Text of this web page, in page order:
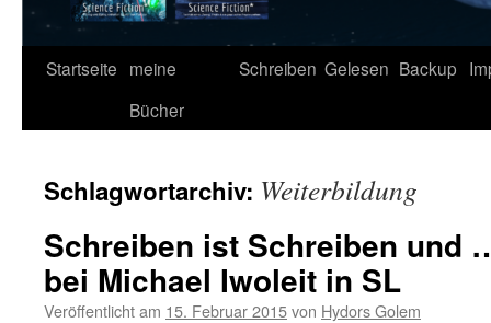
Startseite meine
Bücher
Schreiben Gelesen Backup
Schlagwortarchiv: Weiterbildung
Schreiben ist Schreiben und
bei Michael Iwoleit in SL
Veröffentlicht am 15. Februar 2015von Hydors Golem